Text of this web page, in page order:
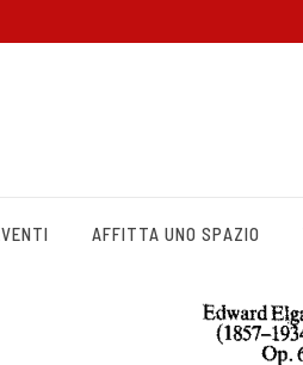
AFFITTA UNO SPAZIO